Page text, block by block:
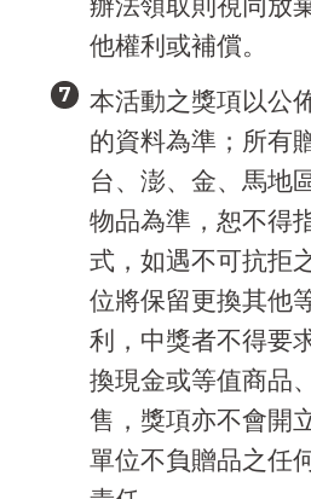
他權利或補償。
本活動之獎項以公
的資料為準；所有
台、澎、金、馬地
物品為準，恕不得
式，如遇不可抗拒
位將保留更換其他
利，中獎者不得要
換現金或等值商品
售，獎項亦不會開
單位不負贈品之任